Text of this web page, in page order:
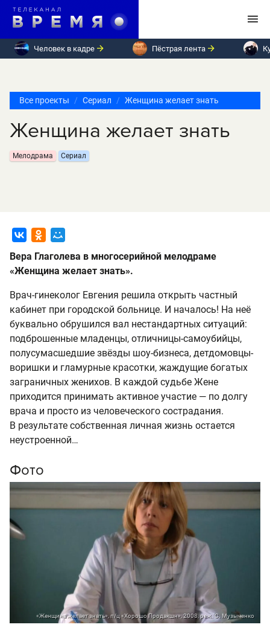
Человек в кадре Пёстрая лента
Все проекты Сериал Женщина желает знать
Женщина желает знать
Мелодрама Сериал
Вера Глаголева в многосерийной мелодраме
«Женщина желает знать».
Врач-гинеколог Евгения решила открыть частный
кабинет при городской больнице. И началось! На неё
буквально обрушился вал нестандартных ситуаций:
подброшенные младенцы, отличницы-самоубийцы,
полусумасшедшие звёзды шоу-бизнеса, детдомовцы-
воришки и гламурные красотки, жаждущие богатых
заграничных женихов. В каждой судьбе Жене
приходится принимать активное участие — по долгу
врача и просто из человеческого сострадания.
В результате собственная личная жизнь остается
неустроенной…
Фото
«Женщина желает знать», п/ц «Хорошо Продакшн», 2008, реж. С. Музыченко